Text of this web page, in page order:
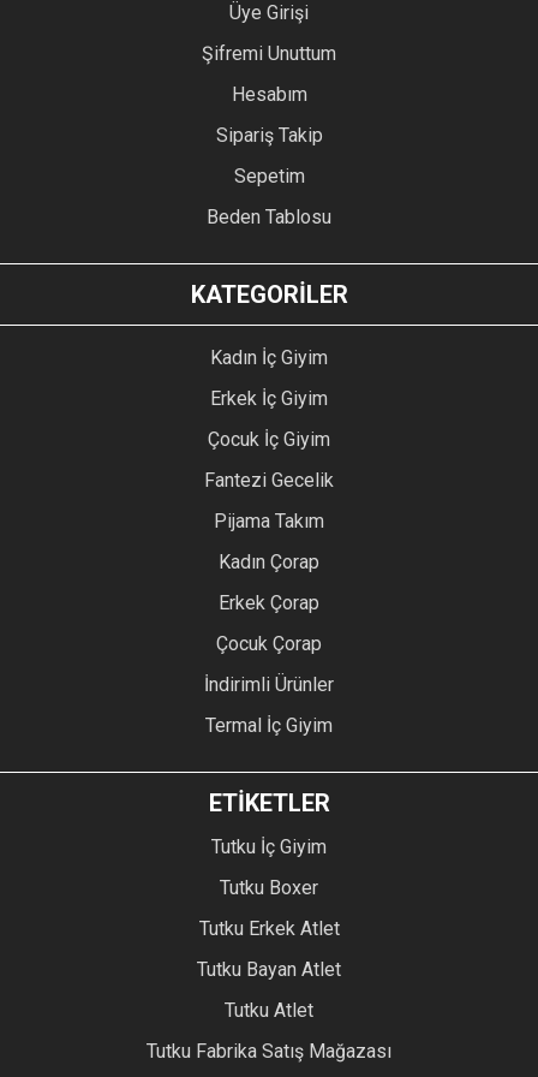
Üye Girişi
Şifremi Unuttum
Hesabım
Sipariş Takip
Sepetim
Beden Tablosu
KATEGORİLER
Kadın İç Giyim
Erkek İç Giyim
Çocuk İç Giyim
Fantezi Gecelik
Pijama Takım
Kadın Çorap
Erkek Çorap
Çocuk Çorap
İndirimli Ürünler
Termal İç Giyim
ETİKETLER
Tutku İç Giyim
Tutku Boxer
Tutku Erkek Atlet
Tutku Bayan Atlet
Tutku Atlet
Tutku Fabrika Satış Mağazası